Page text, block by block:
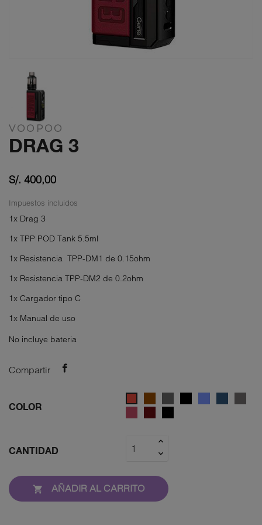
VOOPOO
DRAG 3
S/. 400,00
Impuestos incluidos
1x Drag 3
1x TPP POD Tank 5.5ml
1x Resistencia TPP-DM1 de 0.15ohm
1x Resistencia TPP-DM2 de 0.2ohm
1x Cargador tipo C
1x Manual de uso
No incluye bateria
Compartir
COLOR
CANTIDAD
 AÑADIR AL CARRITO